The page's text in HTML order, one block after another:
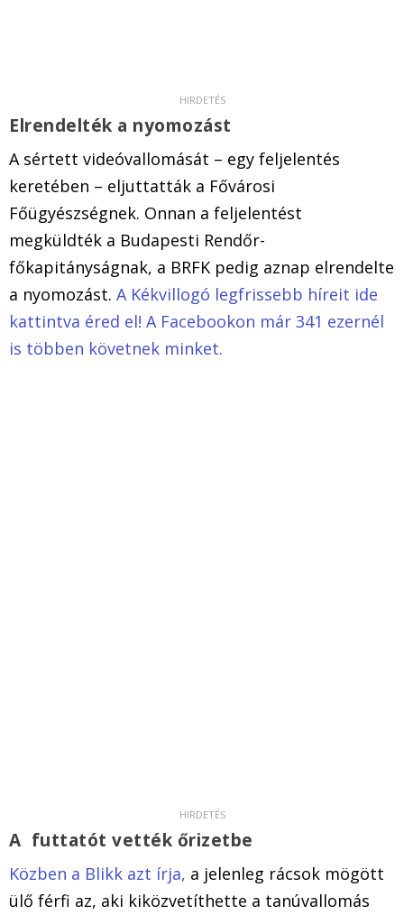
Elrendelték a nyomozást
A sértett videóvallomását – egy feljelentés
keretében – eljuttatták a Fővárosi
Főügyészségnek. Onnan a feljelentést
megküldték a Budapesti Rendőr-
főkapitányságnak, a BRFK pedig aznap elrendelte
a nyomozást. A Kékvillogó legfrissebb híreit ide
kattintva éred el! A Facebookon már 341 ezernél
is többen követnek minket.
A futtatót vették őrizetbe
Közben a Blikk azt írja, a jelenleg rácsok mögött
ülő férfi az, aki kiközvetíthette a tanúvallomás